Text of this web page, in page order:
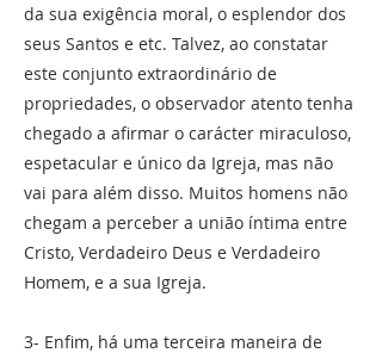
da sua exigência moral, o esplendor dos
seus Santos e etc. Talvez, ao constatar
este conjunto extraordinário de
propriedades, o observador atento tenha
chegado a afirmar o carácter miraculoso,
espetacular e único da Igreja, mas não
vai para além disso. Muitos homens não
chegam a perceber a união íntima entre
Cristo, Verdadeiro Deus e Verdadeiro
Homem, e a sua Igreja.
3- Enfim, há uma terceira maneira de